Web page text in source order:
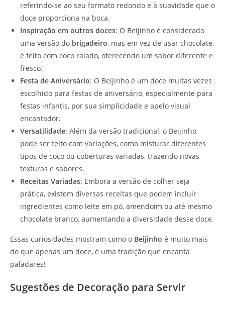
referindo-se ao seu formato redondo e à suavidade que o
doce proporciona na boca.
Inspiração em outros doces: O Beijinho é considerado
uma versão do brigadeiro, mas em vez de usar chocolate,
é feito com coco ralado, oferecendo um sabor diferente e
fresco.
Festa de Aniversário: O Beijinho é um doce muitas vezes
escolhido para festas de aniversário, especialmente para
festas infantis, por sua simplicidade e apelo visual
encantador.
Versatilidade: Além da versão tradicional, o Beijinho
pode ser feito com variações, como misturar diferentes
tipos de coco ou coberturas variadas, trazendo novas
texturas e sabores.
Receitas Variadas: Embora a versão de colher seja
prática, existem diversas receitas que podem incluir
ingredientes como leite em pó, amendoim ou até mesmo
chocolate branco, aumentando a diversidade desse doce.
Essas curiosidades mostram como o Beijinho é muito mais
do que apenas um doce, é uma tradição que encanta
paladares!
Sugestões de Decoração para Servir